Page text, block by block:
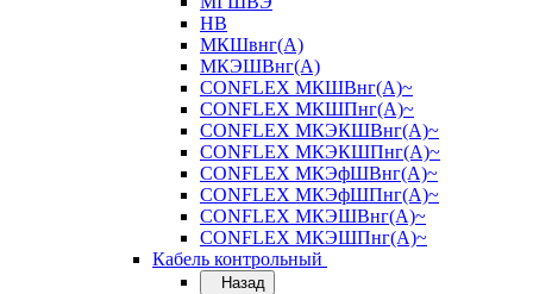
НВ
МКШвнг(А)
МКЭШВнг(А)
CONFLEX МКШВнг(А)~
CONFLEX МКШПнг(А)~
CONFLEX МКЭКШВнг(А)~
CONFLEX МКЭКШПнг(А)~
CONFLEX МКЭфШВнг(А)~
CONFLEX МКЭфШПнг(А)~
CONFLEX МКЭШВнг(А)~
CONFLEX МКЭШПнг(А)~
Кабель контрольный
Назад